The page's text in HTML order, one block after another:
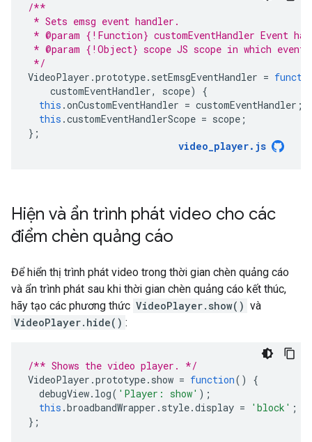
/**
* Sets emsg event handler.
* @param {!Function} customEventHandler Event
* @param {!Object} scope JS scope in which
*/
VideoPlayer .prototype. setEmsgEventHandler =
customEventHandler, scope)
{
this .onCustomEventHandler = customEventHandler ;
this .customEventHandlerScope = scope ;
};
video_player. js
Hiện và ẩn trình phát video cho các
điểm chèn quảng cáo
Để hiển thị trình phát video trong thời gian chèn quảng cáo
và ẩn trình phát sau khi thời gian chèn quảng cáo kết thúc,
hãy tạo các phương thức VideoPlayer.show() và
VideoPlayer.hide() :
/** Shows the video player. */
VideoPlayer .prototype. show = function()
{
debugView. log( 'Player: show' );
this .broadbandWrapper . style.display = 'block' ;
};